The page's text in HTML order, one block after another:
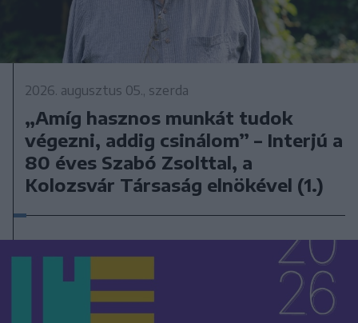
2026. augusztus 05., szerda
„Amíg hasznos munkát tudok
végezni, addig csinálom” – Interjú a
80 éves Szabó Zsolttal, a
Kolozsvár Társaság elnökével (1.)